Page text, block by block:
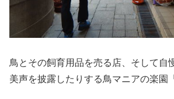
鳥とその飼育用品を売る店、そして自
美声を披露したりする鳥マニアの楽園